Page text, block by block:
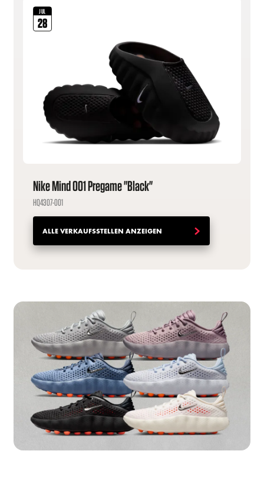
JUL
28
Nike Mind 001 Pregame "Black"
HQ4307-001
ALLE VERKAUFSSTELLEN ANZEIGEN